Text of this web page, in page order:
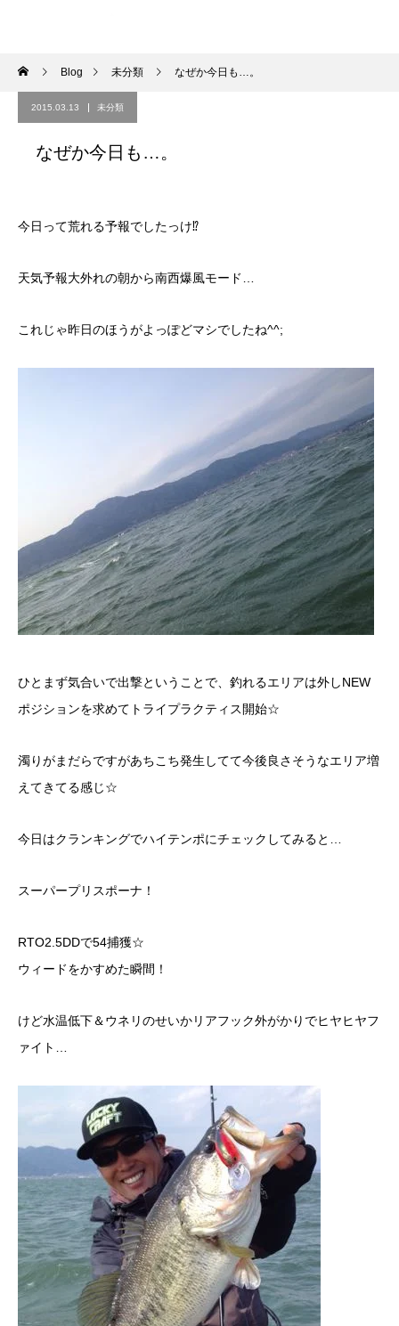
Blog 未分類 なぜか今日も…。
2015.03.13 未分類
なぜか今日も…。
今日って荒れる予報でしたっけ⁉︎
天気予報大外れの朝から南西爆風モード…
これじゃ昨日のほうがよっぽどマシでしたね^^;
ひとまず気合いで出撃ということで、釣れるエリアは外しNEW
ポジションを求めてトライプラクティス開始☆
濁りがまだらですがあちこち発生してて今後良さそうなエリア増
えてきてる感じ☆
今日はクランキングでハイテンポにチェックしてみると…
スーパープリスポーナ！
RTO2.5DDで54捕獲☆
ウィードをかすめた瞬間！
けど水温低下＆ウネリのせいかリアフック外がかりでヒヤヒヤフ
ァイト…